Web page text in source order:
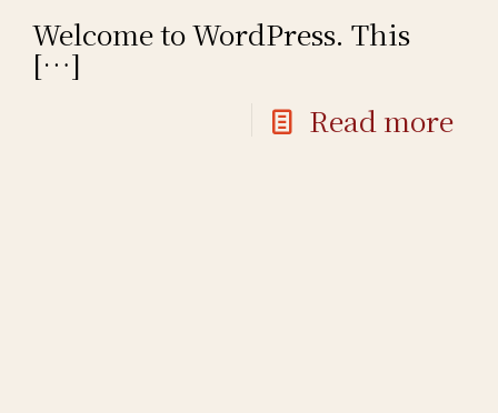
Welcome to WordPress. This
[…]
Read more